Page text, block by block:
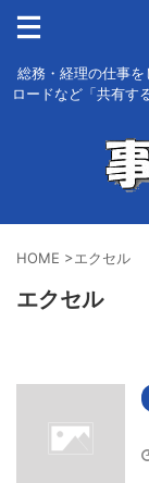
総務・経理の仕事
ロードなど「共有す
HOME >エクセル
エクセル